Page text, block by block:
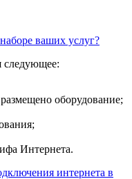
ваших услуг?
следующее:
оборудование;
Интернета.
интернета в